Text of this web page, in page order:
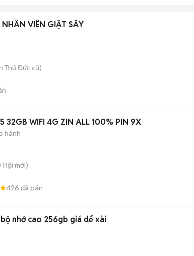
VIÊN GIẶT SẤY
Thủ Đức cũ)
32GB WIFI 4G ZIN ALL 100% PIN 9X
hành
Hội mới)
426 đã bán
nhớ cao 256gb giá dể xài